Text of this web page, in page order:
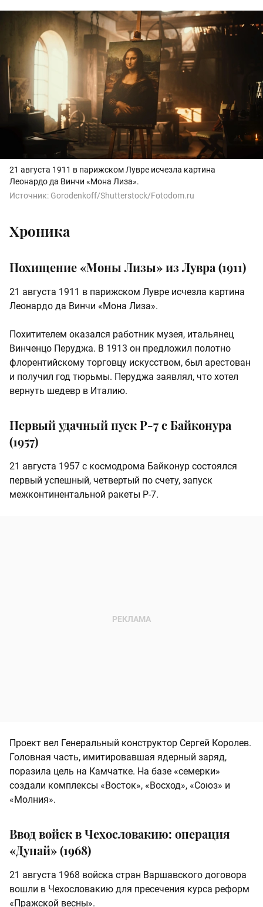
21 августа 1911 в парижском Лувре исчезла картина
Леонардо да Винчи «Мона Лиза».
Источник: Gorodenkoff/Shutterstock/Fotodom.ru
Хроника
Похищение «Моны Лизы» из Лувра (1911)
21 августа 1911 в парижском Лувре исчезла картина
Леонардо да Винчи «Мона Лиза».
Похитителем оказался работник музея, итальянец
Винченцо Перуджа. В 1913 он предложил полотно
флорентийскому торговцу искусством, был арестован
и получил год тюрьмы. Перуджа заявлял, что хотел
вернуть шедевр в Италию.
Первый удачный пуск Р-7 с Байконура
(1957)
21 августа 1957 с космодрома Байконур состоялся
первый успешный, четвертый по счету, запуск
межконтинентальной ракеты Р-7.
Проект вел Генеральный конструктор Сергей Королев.
Головная часть, имитировавшая ядерный заряд,
поразила цель на Камчатке. На базе «семерки»
создали комплексы «Восток», «Восход», «Союз» и
«Молния».
Ввод войск в Чехословакию: операция
«Дунай» (1968)
21 августа 1968 войска стран Варшавского договора
вошли в Чехословакию для пресечения курса реформ
«Пражской весны».